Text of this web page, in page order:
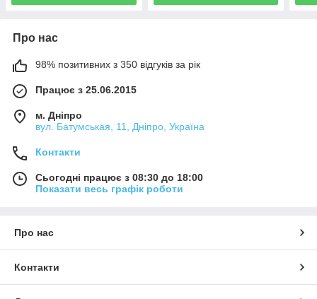
Про нас
98% позитивних з 350 відгуків за рік
Працює з 25.06.2015
м. Дніпро
вул. Батумськая, 11, Дніпро, Україна
Контакти
Сьогодні працює з 08:30 до 18:00
Показати весь графік роботи
Про нас
Контакти